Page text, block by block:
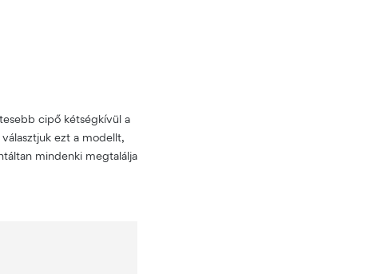
cipő kétségkívül a
ezt a modellt,
mindenki megtalálja